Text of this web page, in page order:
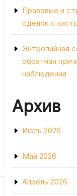
Правовые и
сделок с
Энтропийная
обратная
наблюдения
Архив
Июль 2026
Май 2026
Апрель 2026